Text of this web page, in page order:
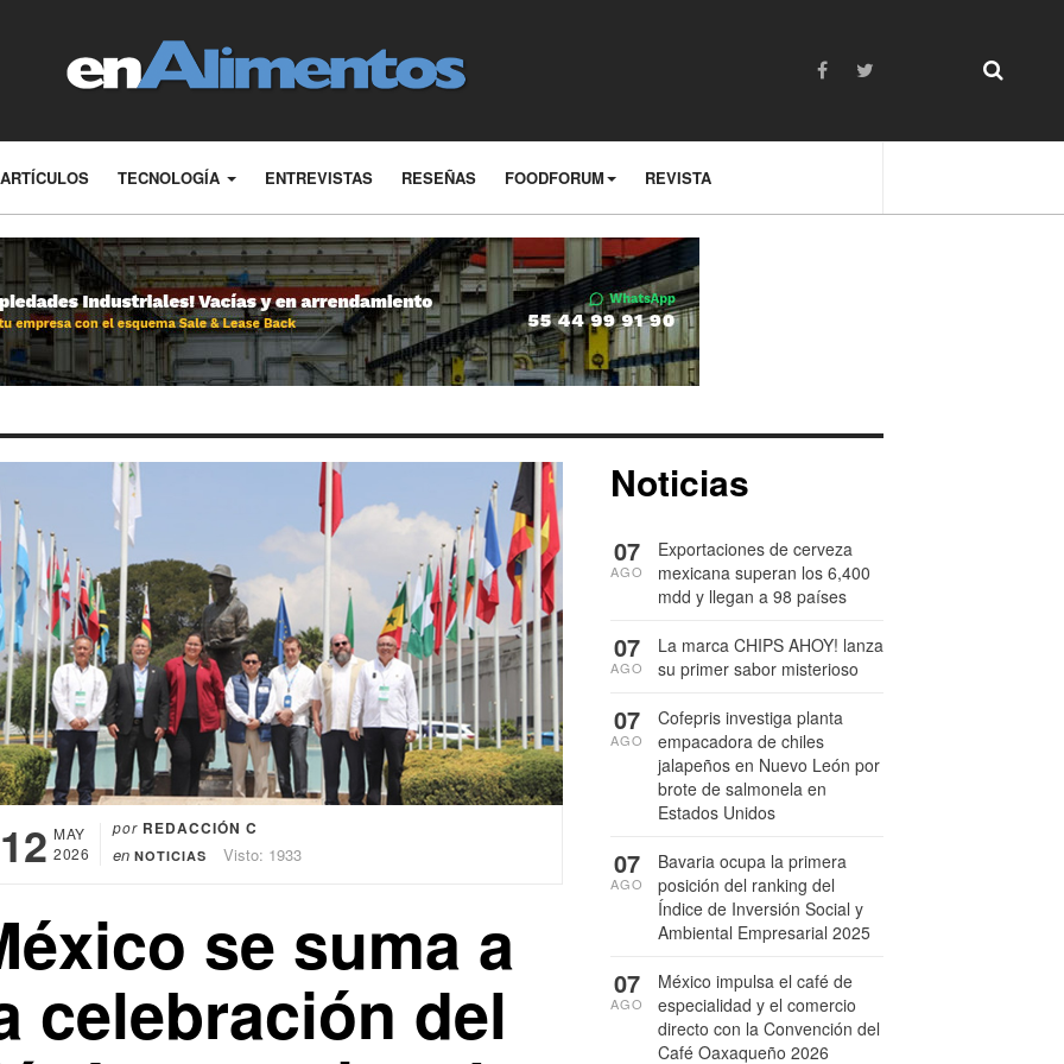
ARTÍCULOS TECNOLOGÍA ENTREVISTAS RESEÑAS FOODFORUM REVISTA
12 MAY
2026
por REDACCIÓN C
en NOTICIAS Visto: 1933
se suma a
celebración del
Noticias
Exportaciones de cerveza
mexicana superan los 6,400
mdd y llegan a 98 países
07
AGO
La marca CHIPS AHOY! lanza
su primer sabor misterioso
07
AGO
Cofepris investiga planta
empacadora de chiles
jalapeños en Nuevo León por
brote de salmonela en
Estados Unidos
07
AGO
Bavaria ocupa la primera
posición del ranking del
Índice de Inversión Social y
Ambiental Empresarial 2025
07
AGO
México impulsa el café de
especialidad y el comercio
directo con la Convención del
Café Oaxaqueño 2026
07
AGO